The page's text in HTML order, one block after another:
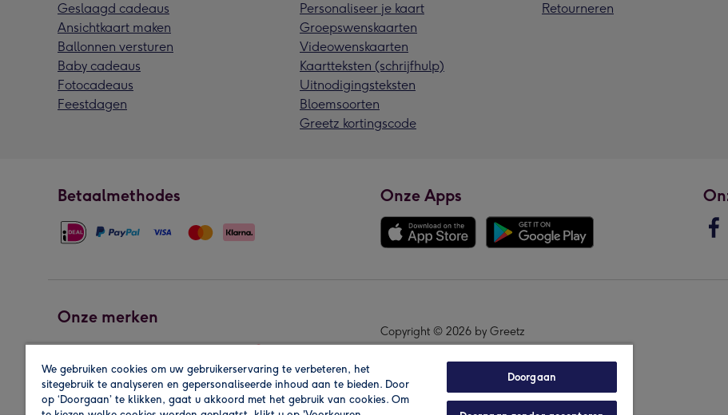
Geslaagd cadeaus
Ansichtkaart maken
Ballonnen versturen
Baby cadeaus
Fotocadeaus
Feestdagen
Personaliseer je kaart
Groepswenskaarten
Videowenskaarten
Kaartteksten (schrijfhulp)
Uitnodigingsteksten
Bloemsoorten
Greetz kortingscode
Retourneren
Betaalmethodes Onze Apps
Onze merken
Copyright © 2026 by Greetz
We gebruiken cookies om uw gebruikerservaring te verbeteren, het
sitegebruik te analyseren en gepersonaliseerde inhoud aan te bieden. Door
op ‘Doorgaan’ te klikken, gaat u akkoord met het gebruik van cookies. Om
Doorgaan